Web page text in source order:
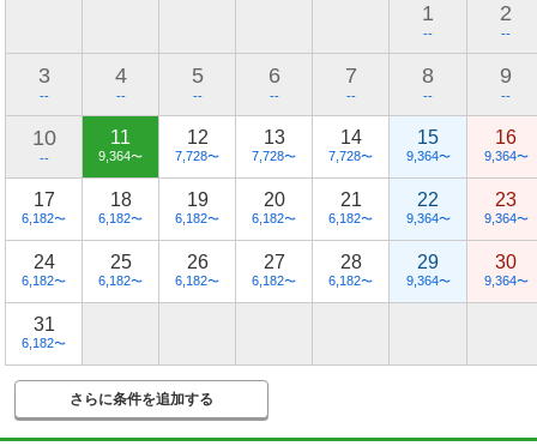
1
--
2
--
3
--
4
--
5
--
6
--
7
--
8
--
9
--
10
--
11
9,364〜
12
7,728〜
13
7,728〜
14
7,728〜
15
9,364〜
16
9,364〜
17
6,182〜
18
6,182〜
19
6,182〜
20
6,182〜
21
6,182〜
22
9,364〜
23
9,364〜
24
6,182〜
25
6,182〜
26
6,182〜
27
6,182〜
28
6,182〜
29
9,364〜
30
9,364〜
31
6,182〜
さらに条件を追加する